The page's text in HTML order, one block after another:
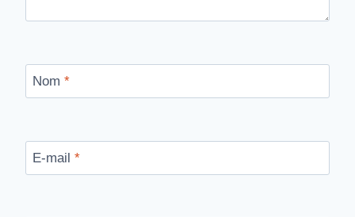
Nom *
E-mail *